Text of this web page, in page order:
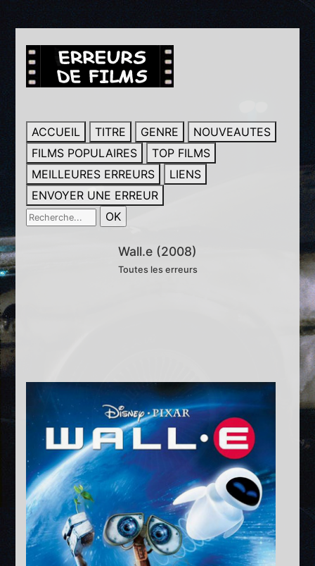
ACCUEIL TITRE GENRE
NOUVEAUTES
FILMS POPULAIRES
TOP FILMS
MEILLEURES ERREURS
LIENS
ENVOYER UNE ERREUR
Wall.e (2008)
Toutes les erreurs